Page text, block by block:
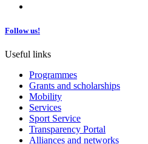
Follow us!
Useful links
Programmes
Grants and scholarships
Mobility
Services
Sport Service
Transparency Portal
Alliances and networks